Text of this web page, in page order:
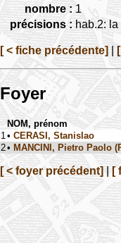
nombre : 1
précisions : hab.2:
[ < fiche précédente]
Foyer
NOM, prénom
1 • CERASI, Stanislao
2• MANCINI, Pietro Paolo
[ < foyer précédent] [